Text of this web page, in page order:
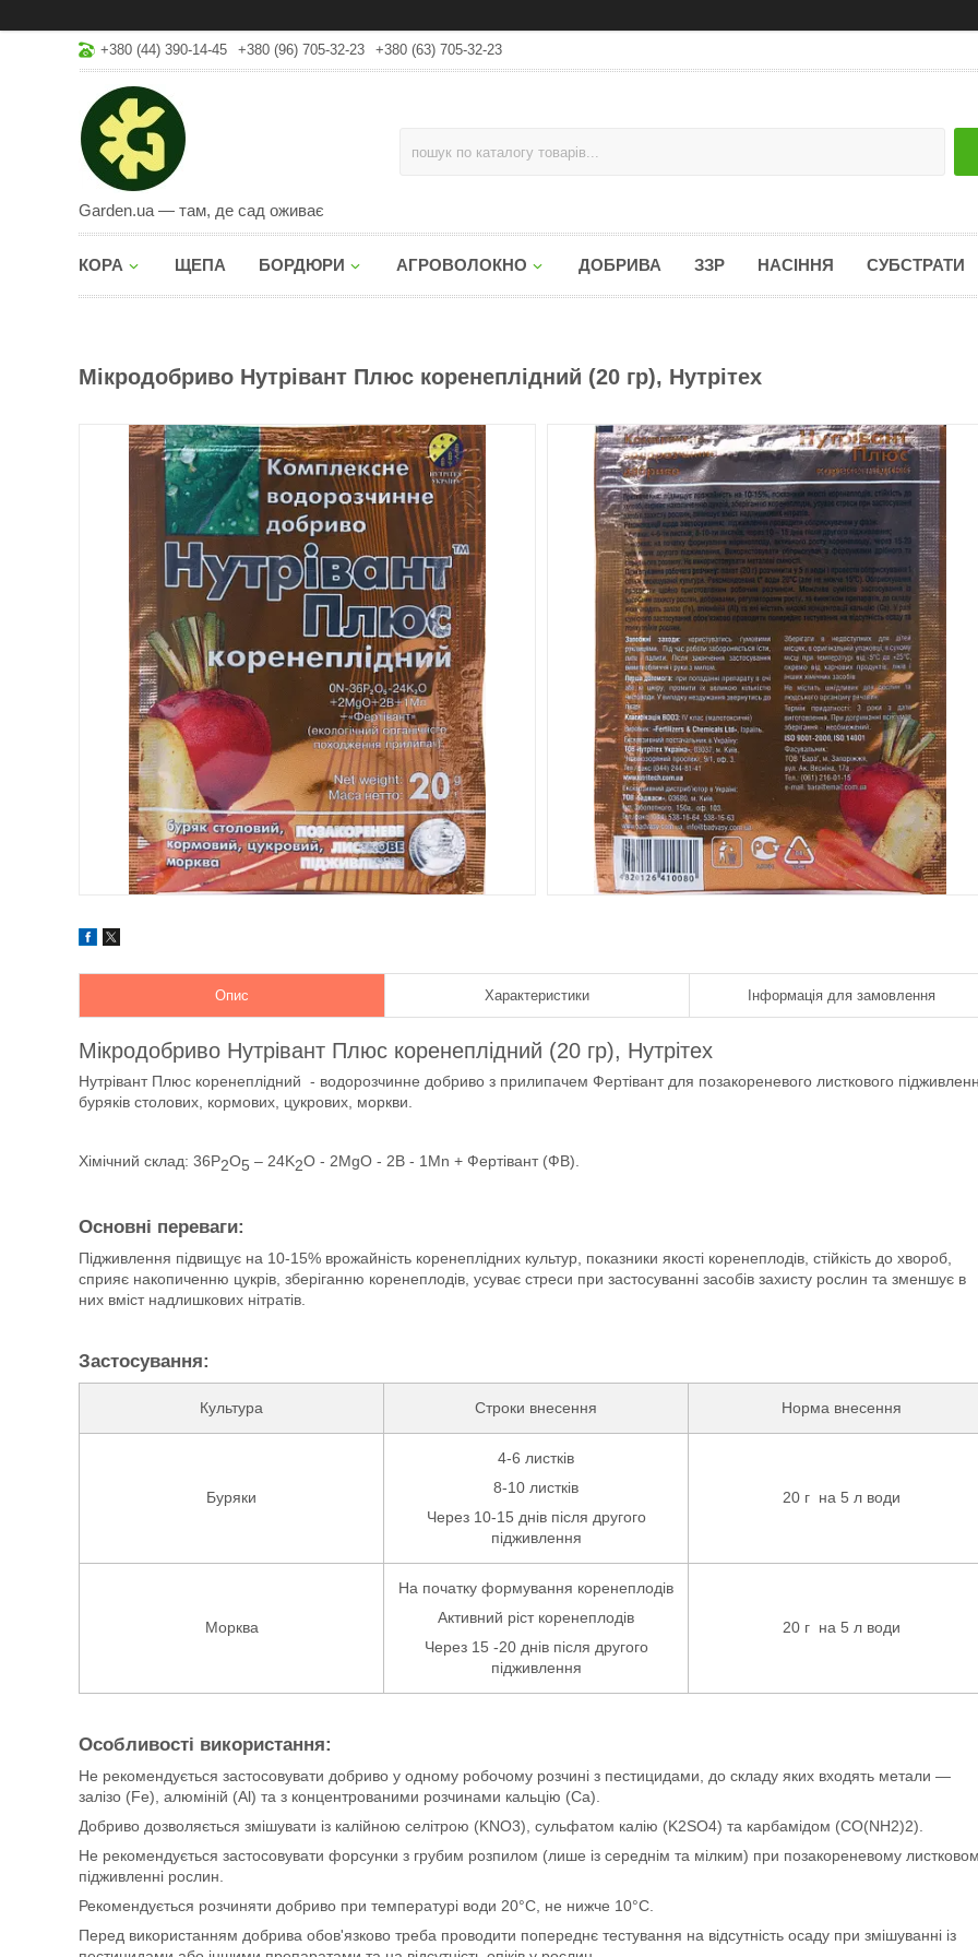
+380 (44) 390-14-45 +380 (96) 705-32-23 +380 (63) 705-32-23
Garden.ua — там, де сад оживає
КОРА ЩЕПА БОРДЮРИ АГРОВОЛОКНО ДОБРИВА ЗЗР НАСІННЯ СУБСТРАТИ
Мікродобриво Нутрівант Плюс коренеплідний (20 гр), Нутрітех
Опис Характеристики Інформація для замовлення
Мікродобриво Нутрівант Плюс коренеплідний (20 гр), Нутрітех
Нутрівант Плюс коренеплідний - водорозчинне добриво з прилипачем Фертівант для позакореневого листкового
буряків столових, кормових, цукрових, моркви.
Хімічний склад: 36P2O5 – 24K2О - 2MgO - 2B - 1Mn + Фертівант (ФВ).
Основні переваги:
Підживлення підвищує на 10-15% врожайність коренеплідних культур, показники якості коренеплодів, стійкість до хвороб,
сприяє накопиченню цукрів, зберіганню коренеплодів, усуває стреси при застосуванні засобів захисту рослин та зменшує в
них вміст надлишкових нітратів.
Застосування:
Культура Строки внесення Норма внесення
Буряки
4-6 листків
8-10 листків
Через 10-15 днів після другого
підживлення
20 г на 5 л води
Морква
На початку формування коренеплодів
Активний ріст коренеплодів
Через 15 -20 днів після другого
підживлення
20 г на 5 л води
Особливості використання:
Не рекомендується застосовувати добриво у одному робочому розчині з пестицидами, до складу яких входять метали —
залізо (Fe), алюміній (Al) та з концентрованими розчинами кальцію (Са).
Добриво дозволяється змішувати із калійною селітрою (KNO3), сульфатом калію (K2SO4) та карбамідом (CO(NH2)2).
Не рекомендується застосовувати форсунки з грубим розпилом (лише із середнім та мілким) при позакореневому
підживленні рослин.
Рекомендується розчиняти добриво при температурі води 20°С, не нижче 10°С.
Перед використанням добрива обов'язково треба проводити попереднє тестування на відсутність осаду при змішуванні із